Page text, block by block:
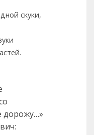
скуки,
дорожу…»